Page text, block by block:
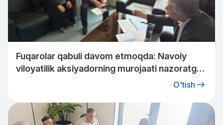
Fuqarolar qabuli davom etmoqda: Navoiy
viloyatilik aksiyadorning murojaati nazoratga
O'tish